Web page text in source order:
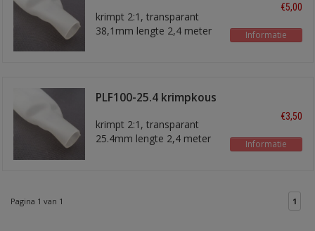
krimpt 2:1, transparant
38,1mm lengte 2,4 meter
€5,00
Informatie
PLF100-25.4 krimpkous
krimpt 2:1, transparant
25.4mm lengte 2,4 meter
€3,50
Informatie
Pagina 1 van 1 1